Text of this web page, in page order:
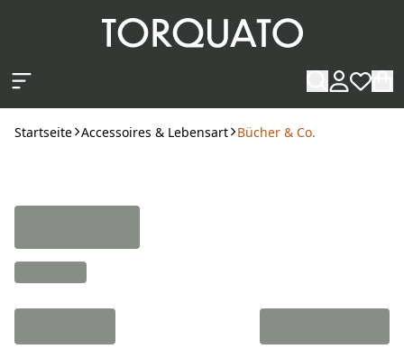
Startseite Accessoires & Lebensart Bücher & Co.